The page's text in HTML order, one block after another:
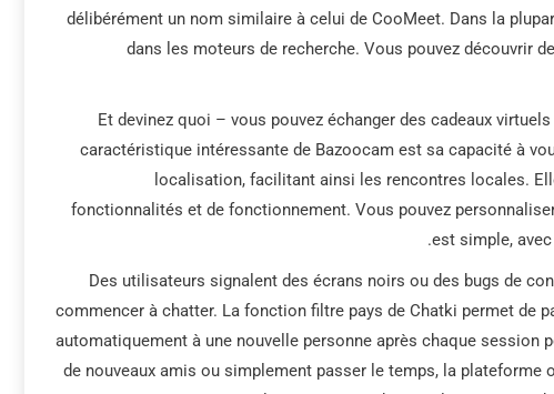
délibérément un nom similaire à celui de CooMeet. Dans la
dans les moteurs de recherche. Vous pouvez découvrir
Et devinez quoi – vous pouvez échanger des cadeaux
caractéristique intéressante de Bazoocam est sa capacité à
localisation, facilitant ainsi les rencontres locales.
fonctionnalités et de fonctionnement. Vous pouvez
est simple, avec
Des utilisateurs signalent des écrans noirs ou des bugs de
commencer à chatter. La fonction filtre pays de Chatki permet de
automatiquement à une nouvelle personne après chaque session
de nouveaux amis ou simplement passer le temps, la